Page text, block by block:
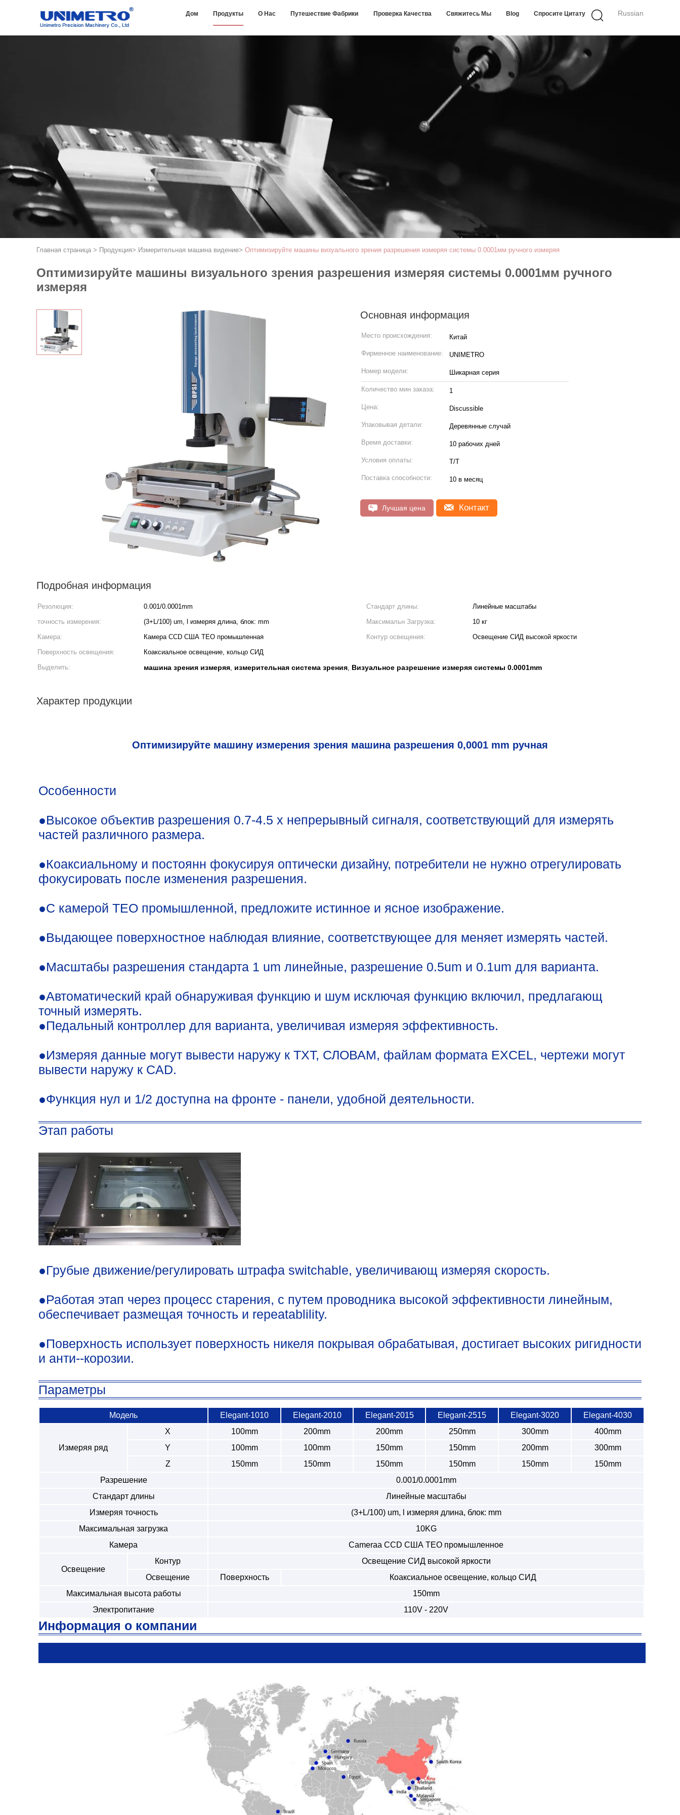
Russian
Дом Продукты О Нас Путешествие Фабрики Проверка Качества Свяжитесь Мы Blog Спросите Цитату
Главная страница > Продукция> Измерительная машина видение> Оптимизируйте машины визуального зрения разрешения измеряя системы 0.0001мм ручного измеряя
Оптимизируйте машины визуального зрения разрешения измеряя системы 0.0001мм ручного
измеряя
Основная информация
Место происхождения: Китай
Фирменное наименование: UNIMETRO
Номер модели: Шикарная серия
Количество мин заказа: 1
Цена: Discussible
Упаковывая детали: Деревянные случай
Время доставки: 10 рабочих дней
Условия оплаты: T/T
Поставка способности: 10 в месяц
Лучшая цена Контакт
Подробная информация
Резолюция: 0.001/0.0001mm Стандарт длины:
Линейные масштабы
точность измерения:
(3+L/100) um, l измеряя длина, блок: mm Максимальн Загрузка:
10 кг
Камера:
Камера CCD США TEO промышленная Контур освещения:
Освещение СИД высокой яркости
Поверхность освещения:
Коаксиальное освещение, кольцо СИД
Выделить:
машина зрения измеряя, измерительная система зрения, Визуальное разрешение измеряя системы 0.0001mm
Характер продукции
Оптимизируйте машину измерения зрения машина разрешения 0,0001 mm ручная
Особенности
●Высокое объектив разрешения 0.7-4.5 x непрерывный сигналя, соответствующий для измерять
частей различного размера.
●Коаксиальному и постоянн фокусируя оптически дизайну, потребители не нужно отрегулировать
фокусировать после изменения разрешения.
●С камерой TEO промышленной, предложите истинное и ясное изображение.
●Выдающее поверхностное наблюдая влияние, соответствующее для меняет измерять частей.
●Масштабы разрешения стандарта 1 um линейные, разрешение 0.5um и 0.1um для варианта.
●Автоматический край обнаруживая функцию и шум исключая функцию включил, предлагающ
точный измерять.
●Педальный контроллер для варианта, увеличивая измеряя эффективность.
●Измеряя данные могут вывести наружу к TXT, СЛОВАМ, файлам формата EXCEL, чертежи могут
вывести наружу к CAD.
●Функция нул и 1/2 доступна на фронте - панели, удобной деятельности.
Этап работы
●Грубые движение/регулировать штрафа switchable, увеличивающ измеряя скорость.
●Работая этап через процесс старения, с путем проводника высокой эффективности линейным,
обеспечивает размещая точность и repeatablility.
●Поверхность использует поверхность никеля покрывая обрабатывая, достигает высоких ригидности
и анти--корозии.
Параметры
Модель Elegant-1010 Elegant-2010 Elegant-2015 Elegant-2515 Elegant-3020 Elegant-4030
Измеряя ряд
X 100mm 200mm 200mm 250mm 300mm
400mm
Y
100mm 100mm 150mm 150mm 200mm
300mm
Z
150mm 150mm 150mm 150mm 150mm
150mm
Разрешение
0.001/0.0001mm
Стандарт длины
Линейные масштабы
Измеряя точность
(3+L/100) um, l измеряя длина, блок: mm
Максимальная загрузка
10KG
Камера
Cameraa CCD США TEO промышленное
Освещение
Контур
Освещение СИД высокой яркости
Освещение
Поверхность
Коаксиальное освещение, кольцо СИД
Максимальная высота работы
150mm
Электропитание
110V - 220V
Информация о компании